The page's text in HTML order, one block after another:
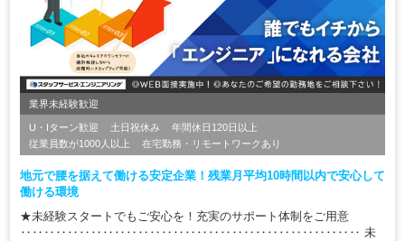
業界未経験歓迎
U・Iターン歓迎 土日祝休み
年間休日120日以上
従業員数が1000人以上
在宅勤務・リモートワークあり
地元で腰を据えて働ける安定企業！残業月平均10時間以内で安心して
働ける環境
★未経験スタートでもご安心を！充実のサポート体制をご用意
‥‥‥‥‥‥‥‥‥‥‥‥‥‥‥‥‥‥‥‥‥‥‥‥‥‥‥‥‥ 未